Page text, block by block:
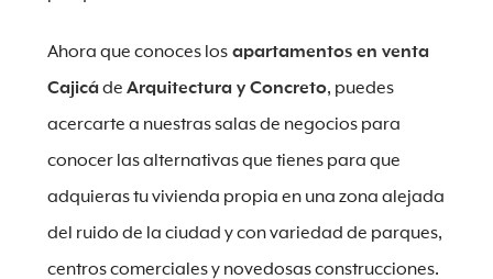
Ahora que conoces losapartamentos en venta
Cajicá de Arquitectura y Concreto, puedes
acercarte a nuestras salas de negocios para
conocer las alternativas que tienes para que
adquieras tu vivienda propia en una zona alejada
del ruido de la ciudad y con variedad de parques,
centros comerciales y novedosas construcciones.